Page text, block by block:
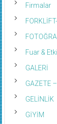
Firmalar
Fuar &
GALERİ
GAZETE
GELİNLİK
GİYİM